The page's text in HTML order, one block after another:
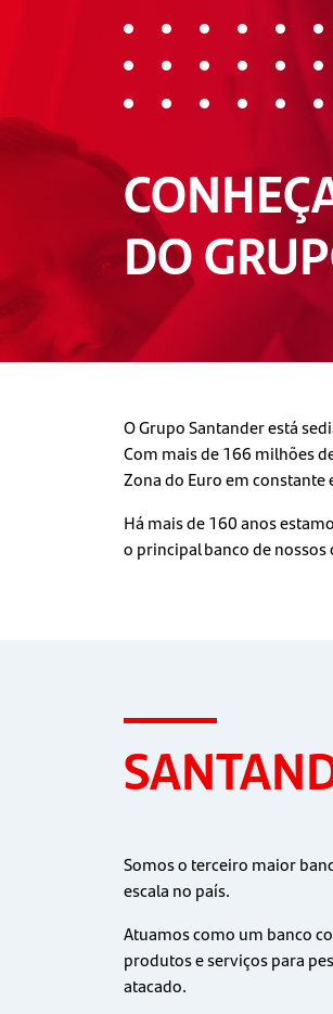
DO
O Grupo Santander está
Com mais de 166 milhões
Zona do Euro em
Há mais de 160 anos
o principal banco de nossos
Somos o terceiro maior
escala no país.
Atuamos como um banco
produtos e serviços para
atacado.